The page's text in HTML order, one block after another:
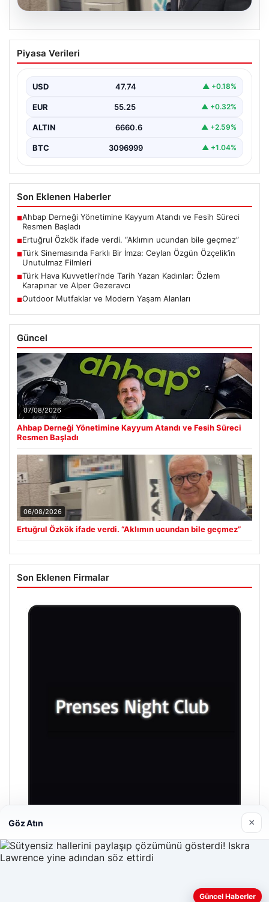
Ertuğrul Özkök ifade verdi. “Aklımın
ucundan bile geçmez”
Piyasa Verileri
USD 47.74 ▲ +0.18%
EUR 55.25 ▲ +0.32%
ALTIN 6660.6 ▲ +2.59%
BTC 3096999 ▲ +1.04%
Son Eklenen Haberler
■Ahbap Derneği Yönetimine Kayyum Atandı ve Fesih Süreci
Resmen Başladı
■Ertuğrul Özkök ifade verdi. “Aklımın ucundan bile geçmez”
■Türk Sinemasında Farklı Bir İmza: Ceylan Özgün Özçelik’in
Unutulmaz Filmleri
■Türk Hava Kuvvetleri’nde Tarih Yazan Kadınlar: Özlem
Karapınar ve Alper Gezeravcı
■Outdoor Mutfaklar ve Modern Yaşam Alanları
Güncel
07/08/2026
Ahbap Derneği Yönetimine Kayyum Atandı ve Fesih Süreci
Resmen Başladı
06/08/2026
Ertuğrul Özkök ifade verdi. “Aklımın ucundan bile geçmez”
Son Eklenen Firmalar
Prenses Night Club
29/04/2026
Göz Atın ×
Güncel Haberler